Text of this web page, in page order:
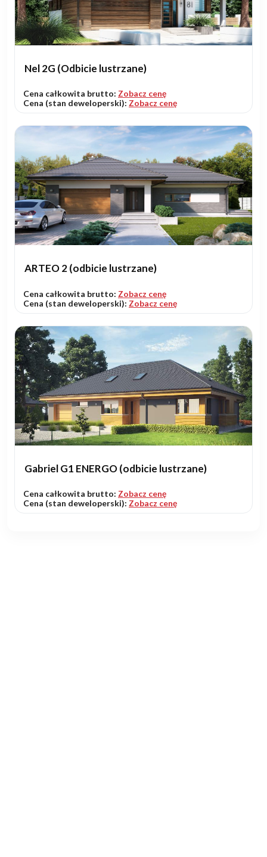
Nel 2G (Odbicie lustrzane)
Cena całkowita brutto: Zobacz cenę
Cena (stan deweloperski): Zobacz cenę
ARTEO 2 (odbicie lustrzane)
Cena całkowita brutto: Zobacz cenę
Cena (stan deweloperski): Zobacz cenę
Gabriel G1 ENERGO (odbicie lustrzane)
Cena całkowita brutto: Zobacz cenę
Cena (stan deweloperski): Zobacz cenę